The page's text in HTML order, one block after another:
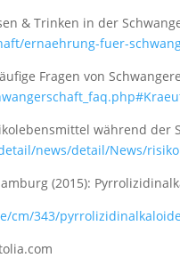
& Trinken in der
ernaehrung-fuer-
Fragen von
während der
news/detail/News/
(2015):
cm/343/